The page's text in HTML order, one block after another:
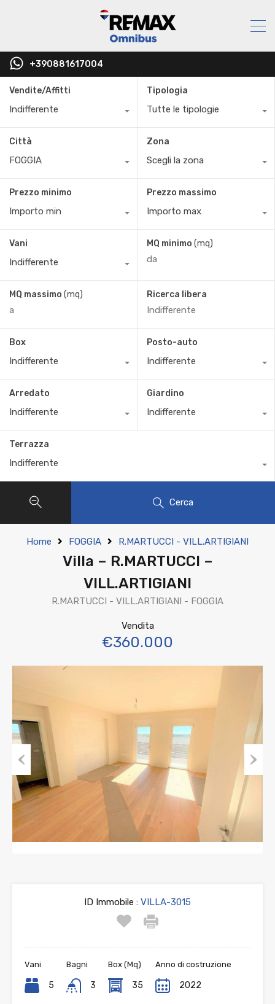
+390881617004
Vendite/Affitti
Indifferente
Tipologia
Tutte le tipologie
Città
FOGGIA
Zona
Scegli la zona
Prezzo minimo
Importo min
Prezzo massimo
Importo max
Vani
Indifferente
MQ minimo (mq)
MQ massimo (mq) Ricerca libera
Box
Indifferente
Posto-auto
Indifferente
Arredato
Indifferente
Giardino
Indifferente
Terrazza
Indifferente
Cerca
Home FOGGIA R.MARTUCCI - VILL.ARTIGIANI
Villa – R.MARTUCCI –
VILL.ARTIGIANI
R.MARTUCCI - VILL.ARTIGIANI - FOGGIA
Vendita
€360.000
Previous Next
ID Immobile : VILLA-3015
Vani
5
Bagni
3
Box (Mq)
35
Anno di costruzione
2022